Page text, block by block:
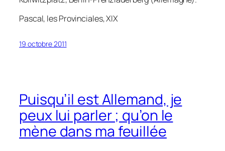
Pascal, les Provinciales, XIX
19 octobre 2011
Puisqu’il est Allemand, je
peux lui parler ; qu’on le
mène dans ma feuillée